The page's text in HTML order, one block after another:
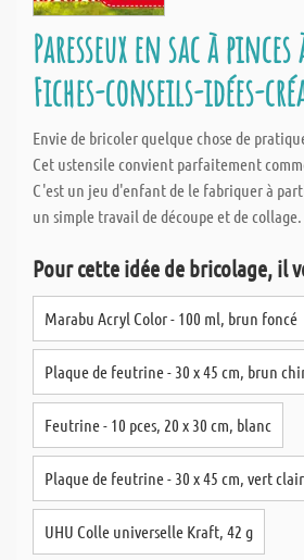
Paresseux en sac à
Fiches-conseils-idées-
Envie de bricoler quelque chose de
Cet ustensile convient parfaitement
C'est un jeu d'enfant de le fabriquer à
un simple travail de découpe et de collage.
Pour cette idée de bricolage, il
Marabu Acryl Color - 100 ml, brun foncé
Plaque de feutrine - 30 x 45 cm, brun
Feutrine - 10 pces, 20 x 30 cm, blanc
Plaque de feutrine - 30 x 45 cm, vert clair
UHU Colle universelle Kraft, 42 g